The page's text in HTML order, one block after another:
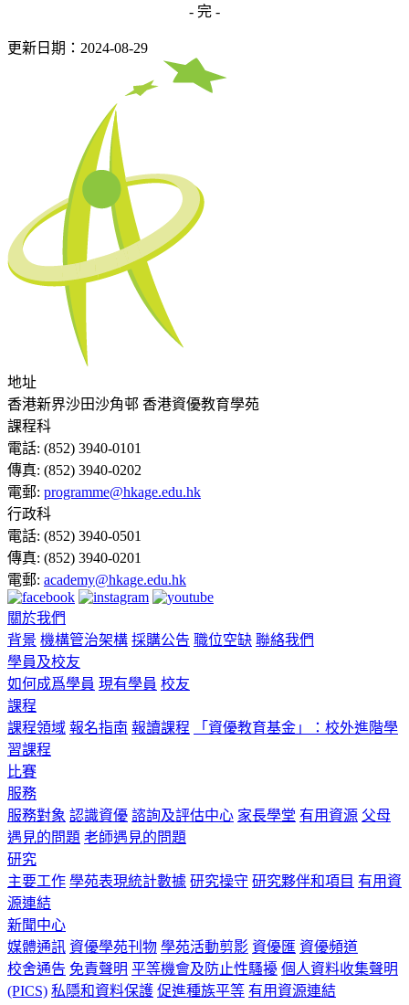
- 完 -
更新日期：2024-08-29
地址
香港新界沙田沙角邨 香港資優教育學苑
課程科
電話: (852) 3940-0101
傳真: (852) 3940-0202
電郵: programme@hkage.edu.hk
行政科
電話: (852) 3940-0501
傳真: (852) 3940-0201
電郵: academy@hkage.edu.hk
關於我們
背景 機構管治架構 採購公告 職位空缺 聯絡我們
學員及校友
如何成爲學員 現有學員 校友
課程
課程領域 報名指南 報讀課程
「資優教育基金」：校外進階學
習課程
比賽
服務
服務對象 認識資優 諮詢及評估中心 家長學堂 有用資源 父母
遇見的問題 老師遇見的問題
研究
主要工作 學苑表現統計數據 研究操守 研究夥伴和項目 有用資
源連結
新聞中心
媒體通訊 資優學苑刊物 學苑活動剪影 資優匯 資優頻道
校舍通告 免責聲明 平等機會及防止性騷擾 個人資料收集聲明
(PICS) 私隱和資料保護 促進種族平等 有用資源連結